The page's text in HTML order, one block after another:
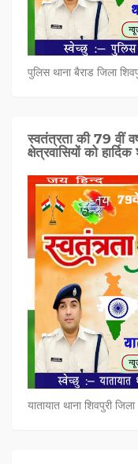
पुलिस थाना बैराड जिला
स्वतंत्रता की 79 वीं
क्षेत्रवासियों को
यातायात थाना शिवपुरी